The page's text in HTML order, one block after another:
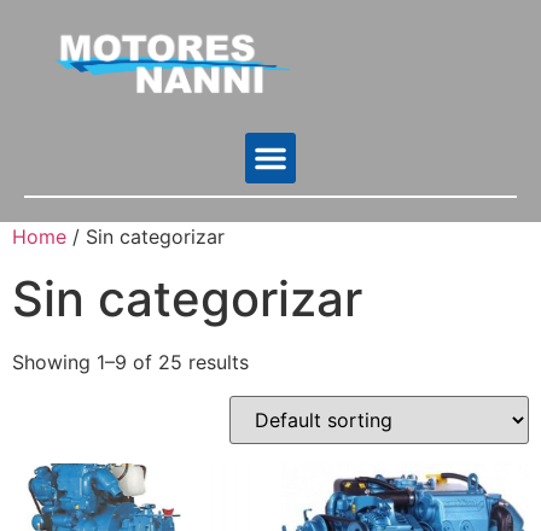
Home / Sin categorizar
Sin categorizar
Showing 1–9 of 25 results